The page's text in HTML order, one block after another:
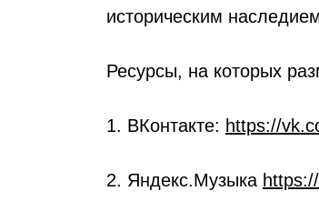
историческим
Ресурсы, на которых
1. ВКонтакте: https://
2. Яндекс.Музыка